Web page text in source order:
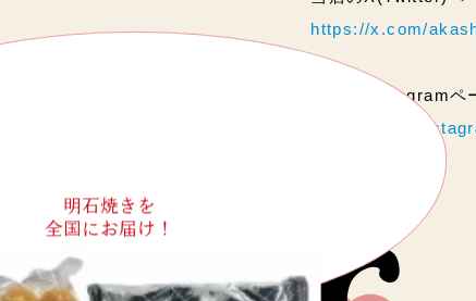
明石焼きを
全国にお届け！
https://x.com/
当店のInstagramペ
https://